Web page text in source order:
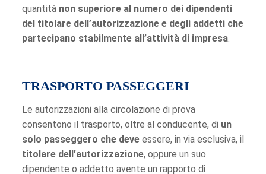
quantità non superiore al numero dei dipendenti
del titolare dell’autorizzazione e degli addetti che
partecipano stabilmente all’attività di impresa.
TRASPORTO PASSEGGERI
Le autorizzazioni alla circolazione di prova
consentono il trasporto, oltre al conducente, di un
solo passeggero che deve essere, in via esclusiva, il
titolare dell’autorizzazione, oppure un suo
dipendente o addetto avente un rapporto di